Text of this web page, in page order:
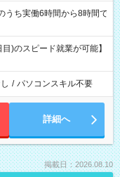
)のスピード就業が可能】
/ パソコンスキル不要
詳細へ
掲載日：2026.08.10